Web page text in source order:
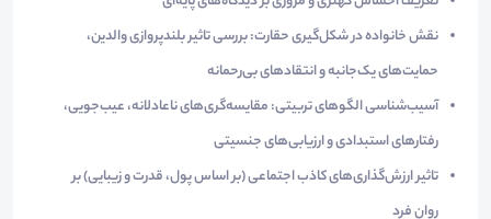
نقش خانواده در شکل‌گیری حقارت: بررسی تاثیر بلندپروازی والدین،
حمایت‌های یک‌جانبه و انتقادهای بی‌رحمانه
آسیب‌شناسی الگوهای تربیتی: مقایسه‌گری‌های ناعادلانه، عیب‌جویی،
رفتارهای استبدادی و ارزیابی‌های جنسیتی
تاثیر ارزش‌گذاری‌های کاذب اجتماعی (بر اساس پول، قدرت و زیبایی) بر
روان فرد